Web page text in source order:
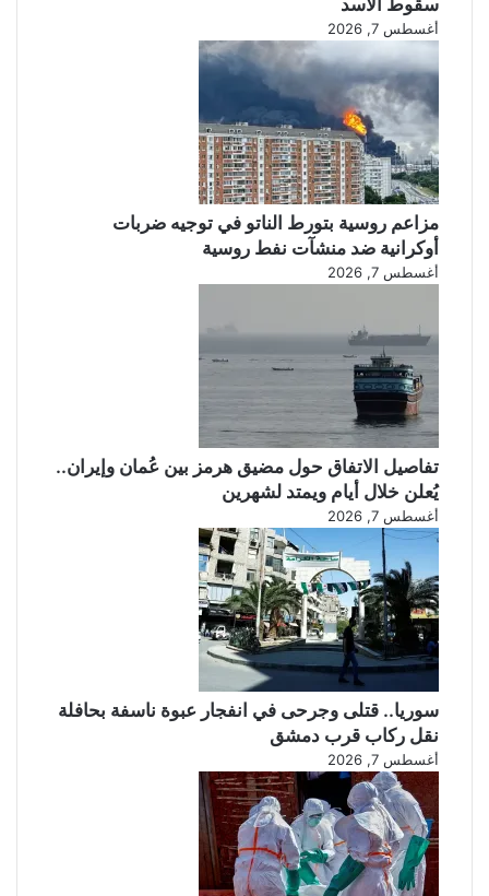
س
و
ع
ر
ب
ع
ن
ق
ط
ل
ق
ا
ل
أ
س
ر
ى
سقوط الأسد
أغسطس 7, 2026
مزاعم روسية بتورط الناتو في توجيه ضربات
أوكرانية ضد منشآت نفط روسية
أغسطس 7, 2026
تفاصيل الاتفاق حول مضيق هرمز بين عُمان وإيران..
يُعلن خلال أيام ويمتد لشهرين
أغسطس 7, 2026
سوريا.. قتلى وجرحى في انفجار عبوة ناسفة بحافلة
نقل ركاب قرب دمشق
أغسطس 7, 2026